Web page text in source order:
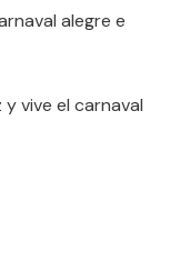
alegre e
y vive el carnaval